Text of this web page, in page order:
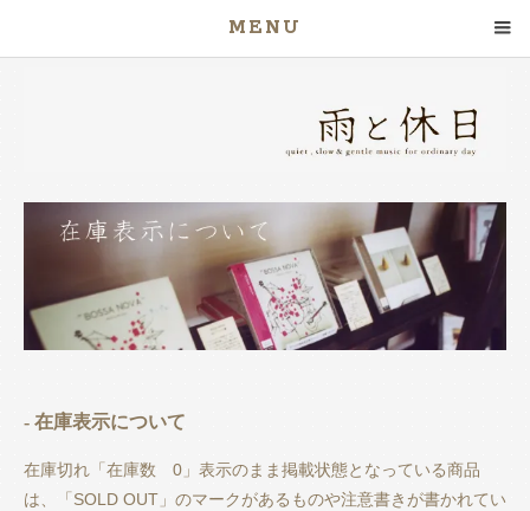
MENU
- 在庫表示について
在庫切れ「在庫数 0」表示のまま掲載状態となっている商品
は、「SOLD OUT」のマークがあるものや注意書きが書かれてい